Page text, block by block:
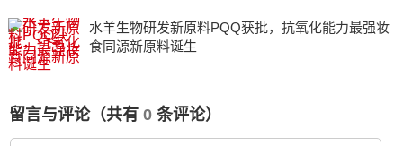
水羊生物研发新原料PQQ获批，抗氧化能力最强妆
食同源新原料诞生
留言与评论（共有 0条评论）